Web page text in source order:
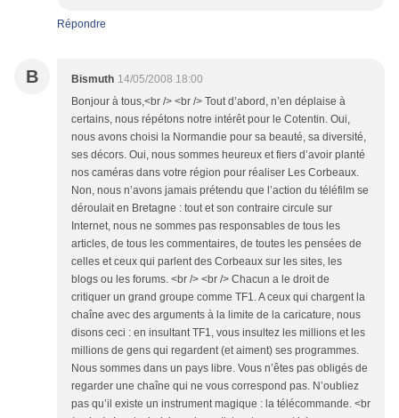
Répondre
B Bismuth 14/05/2008 18:00
Bonjour à tous,<br /> <br /> Tout d’abord, n’en déplaise à
certains, nous répétons notre intérêt pour le Cotentin. Oui,
nous avons choisi la Normandie pour sa beauté, sa diversité,
ses décors. Oui, nous sommes heureux et fiers d’avoir planté
nos caméras dans votre région pour réaliser Les Corbeaux.
Non, nous n’avons jamais prétendu que l’action du téléfilm se
déroulait en Bretagne : tout et son contraire circule sur
Internet, nous ne sommes pas responsables de tous les
articles, de tous les commentaires, de toutes les pensées de
celles et ceux qui parlent des Corbeaux sur les sites, les
blogs ou les forums. <br /> <br /> Chacun a le droit de
critiquer un grand groupe comme TF1. A ceux qui chargent la
chaîne avec des arguments à la limite de la caricature, nous
disons ceci : en insultant TF1, vous insultez les millions et les
millions de gens qui regardent (et aiment) ses programmes.
Nous sommes dans un pays libre. Vous n’êtes pas obligés de
regarder une chaîne qui ne vous correspond pas. N’oubliez
pas qu’il existe un instrument magique : la télécommande. <br